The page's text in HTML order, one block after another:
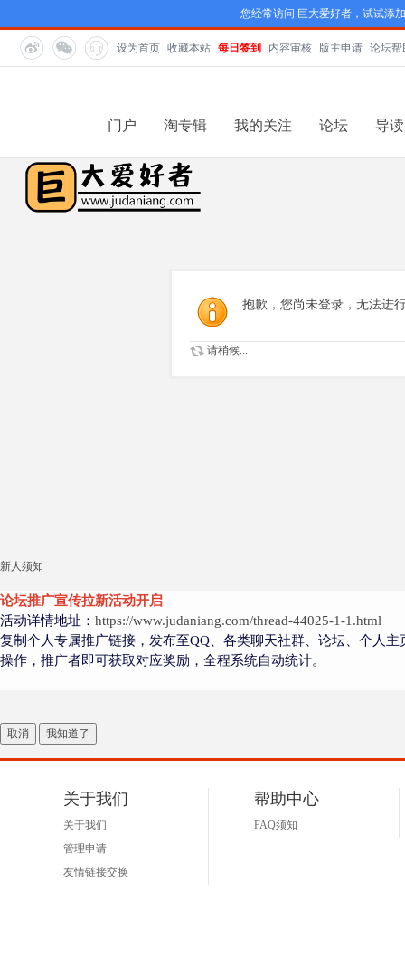
您经常访问 巨大爱好者，试试添
设为首页 收藏本站 每日签到 内容审核 版主申请 论坛帮
门户 淘专辑 我的关注 论坛 导读
抱歉，您尚未登录，无法进
请稍候...
新人须知
论坛推广宣传拉新活动开启
活动详情地址： https://www.judaniang.com/thread-44025-1-1.html
复制个人专属推广链接，发布至QQ、各类聊天社群、论坛、个人
操作，推广者即可获取对应奖励，全程系统自动统计。
取消 我知道了
关于我们
关于我们
管理申请
友情链接交换
帮助中心
FAQ须知